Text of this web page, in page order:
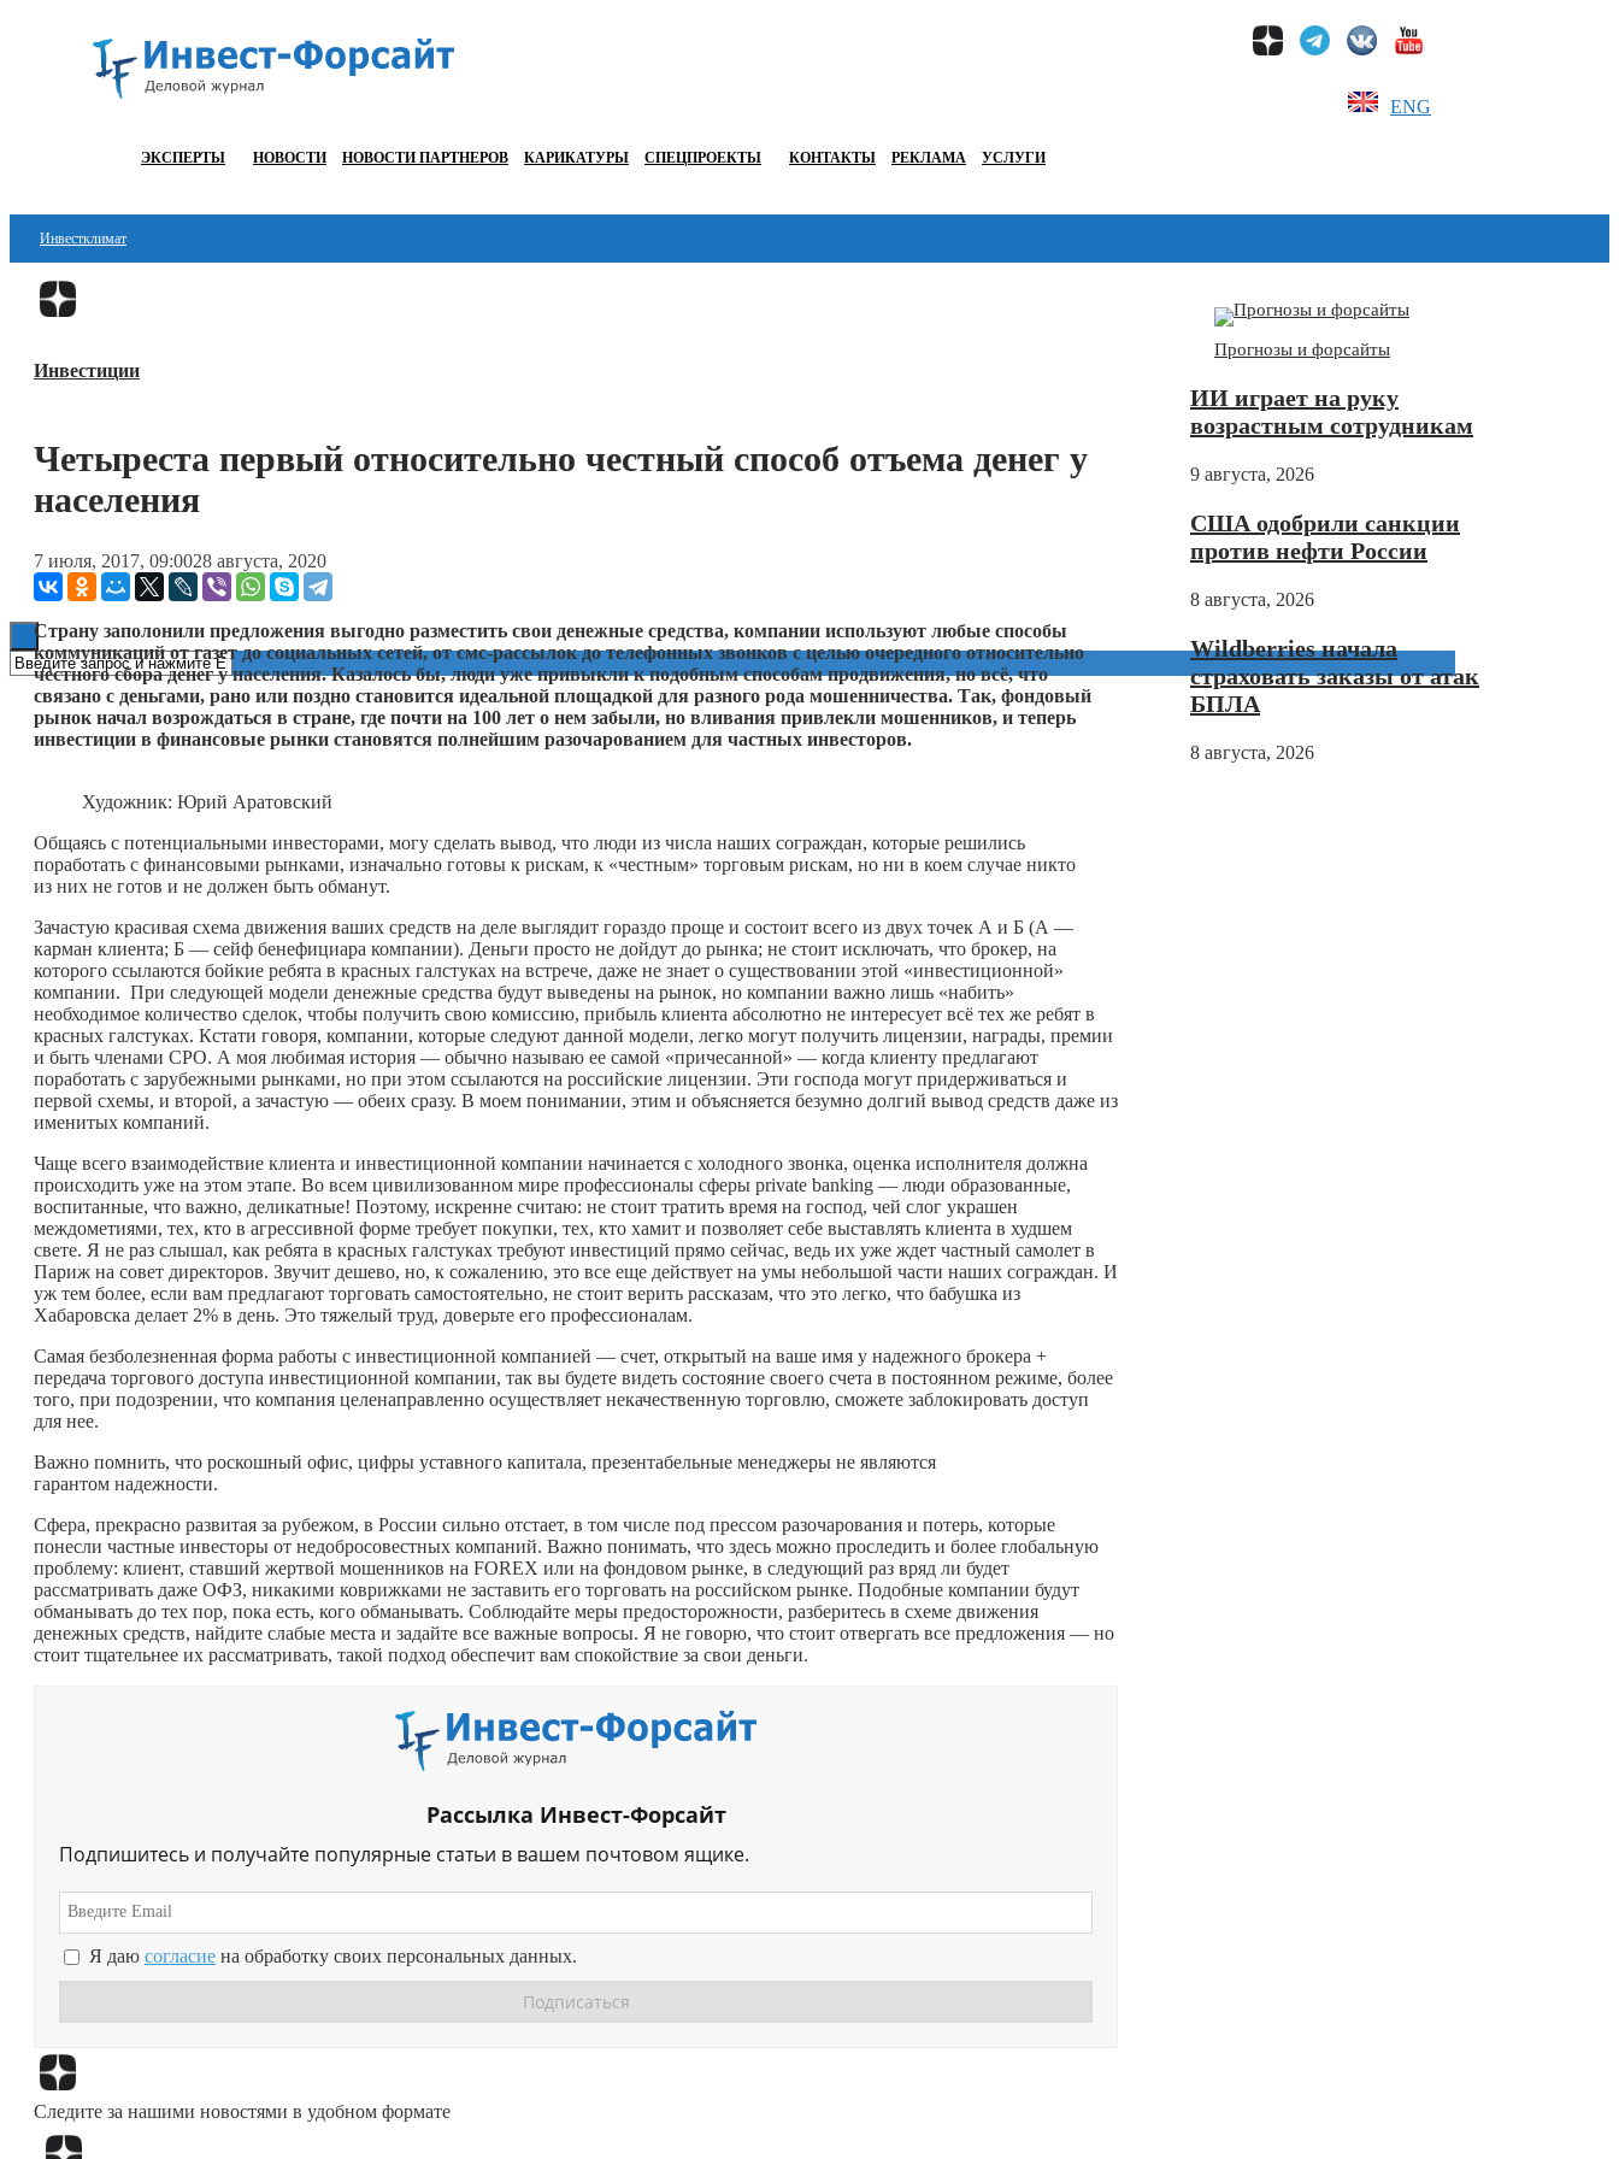
ENG
ЭКСПЕРТЫ НОВОСТИ НОВОСТИ ПАРТНЕРОВ КАРИКАТУРЫ СПЕЦПРОЕКТЫ КОНТАКТЫ РЕКЛАМА УСЛУГИ
Инвестклимат
Финансы
Блокчейн
Книги
Инвестиции
Четыреста первый относительно честный способ отъема денег у
населения
7 июля, 2017, 09:0028 августа, 2020
Страну заполонили предложения выгодно разместить свои денежные средства, компании используют любые способы
коммуникаций от газет до социальных сетей, от смс-рассылок до телефонных звонков с целью очередного относительно
честного сбора денег у населения. Казалось бы, люди уже привыкли к подобным способам продвижения, но всё, что
связано с деньгами, рано или поздно становится идеальной площадкой для разного рода мошенничества. Так, фондовый
рынок начал возрождаться в стране, где почти на 100 лет о нем забыли, но вливания привлекли мошенников, и теперь
инвестиции в финансовые рынки становятся полнейшим разочарованием для частных инвесторов.
Художник: Юрий Аратовский
Общаясь с потенциальными инвесторами, могу сделать вывод, что люди из числа наших сограждан, которые решились
поработать с финансовыми рынками, изначально готовы к рискам, к «честным» торговым рискам, но ни в коем случае никто
из них не готов и не должен быть обманут.
Зачастую красивая схема движения ваших средств на деле выглядит гораздо проще и состоит всего из двух точек А и Б (А —
карман клиента; Б — сейф бенефициара компании). Деньги просто не дойдут до рынка; не стоит исключать, что брокер, на
которого ссылаются бойкие ребята в красных галстуках на встрече, даже не знает о существовании этой «инвестиционной»
компании. При следующей модели денежные средства будут выведены на рынок, но компании важно лишь «набить»
необходимое количество сделок, чтобы получить свою комиссию, прибыль клиента абсолютно не интересует всё тех же ребят в
красных галстуках. Кстати говоря, компании, которые следуют данной модели, легко могут получить лицензии, награды, премии
и быть членами СРО. А моя любимая история — обычно называю ее самой «причесанной» — когда клиенту предлагают
поработать с зарубежными рынками, но при этом ссылаются на российские лицензии. Эти господа могут придерживаться и
первой схемы, и второй, а зачастую — обеих сразу. В моем понимании, этим и объясняется безумно долгий вывод средств даже из
именитых компаний.
Чаще всего взаимодействие клиента и инвестиционной компании начинается с холодного звонка, оценка исполнителя должна
происходить уже на этом этапе. Во всем цивилизованном мире профессионалы сферы private banking — люди образованные,
воспитанные, что важно, деликатные! Поэтому, искренне считаю: не стоит тратить время на господ, чей слог украшен
междометиями, тех, кто в агрессивной форме требует покупки, тех, кто хамит и позволяет себе выставлять клиента в худшем
свете. Я не раз слышал, как ребята в красных галстуках требуют инвестиций прямо сейчас, ведь их уже ждет частный самолет в
Париж на совет директоров. Звучит дешево, но, к сожалению, это все еще действует на умы небольшой части наших сограждан. И
уж тем более, если вам предлагают торговать самостоятельно, не стоит верить рассказам, что это легко, что бабушка из
Хабаровска делает 2% в день. Это тяжелый труд, доверьте его профессионалам.
Самая безболезненная форма работы с инвестиционной компанией — счет, открытый на ваше имя у надежного брокера +
передача торгового доступа инвестиционной компании, так вы будете видеть состояние своего счета в постоянном режиме, более
того, при подозрении, что компания целенаправленно осуществляет некачественную торговлю, сможете заблокировать доступ
для нее.
Важно помнить, что роскошный офис, цифры уставного капитала, презентабельные менеджеры не являются
гарантом надежности.
Сфера, прекрасно развитая за рубежом, в России сильно отстает, в том числе под прессом разочарования и потерь, которые
понесли частные инвесторы от недобросовестных компаний. Важно понимать, что здесь можно проследить и более глобальную
проблему: клиент, ставший жертвой мошенников на FOREX или на фондовом рынке, в следующий раз вряд ли будет
рассматривать даже ОФЗ, никакими коврижками не заставить его торговать на российском рынке. Подобные компании будут
обманывать до тех пор, пока есть, кого обманывать. Соблюдайте меры предосторожности, разберитесь в схеме движения
денежных средств, найдите слабые места и задайте все важные вопросы. Я не говорю, что стоит отвергать все предложения — но
стоит тщательнее их рассматривать, такой подход обеспечит вам спокойствие за свои деньги.
Рассылка Инвест-Форсайт
Подпишитесь и получайте популярные статьи в вашем почтовом ящике.
Я даю согласие на обработку своих персональных данных.
Следите за нашими новостями в удобном формате
Прогнозы и форсайты
ИИ играет на руку
возрастным сотрудникам
9 августа, 2026
США одобрили санкции
против нефти России
8 августа, 2026
Wildberries начала
страховать заказы от атак
БПЛА
8 августа, 2026